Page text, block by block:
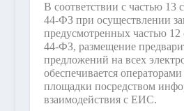
В соответствии с частью 13
44-ФЗ при осуществлении
предусмотренных частью 12
44-ФЗ, размещение
предложений на всех
обеспечивается
площадки посредством
взаимодействия с ЕИС.